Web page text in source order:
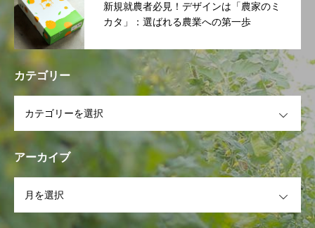
新規就農者必見！デザインは「農家のミ
カタ」：選ばれる農業への第一歩
カテゴリー
アーカイブ